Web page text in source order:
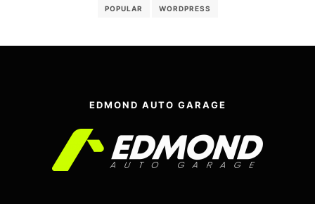
POPULAR WORDPRESS
EDMOND AUTO GARAGE